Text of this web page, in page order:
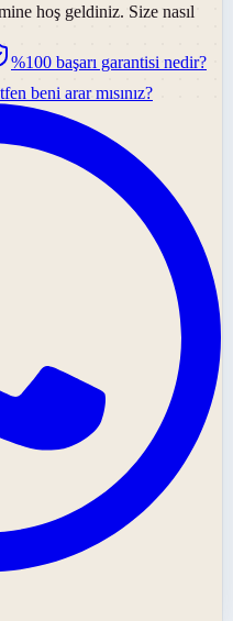
hoş geldiniz. Size nasıl
%100 başarı garantisi nedir?
beni arar mısınız?